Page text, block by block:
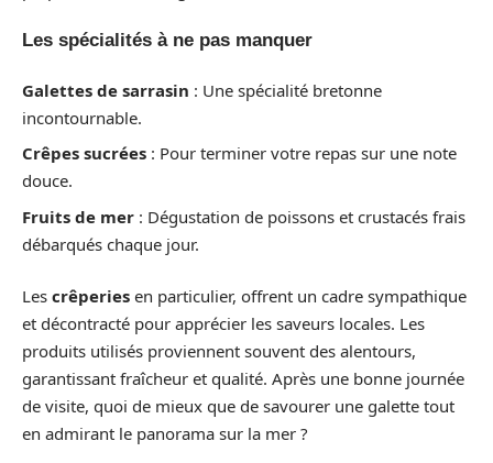
Les spécialités à ne pas manquer
Galettes de sarrasin : Une spécialité bretonne
incontournable.
Crêpes sucrées : Pour terminer votre repas sur une note
douce.
Fruits de mer : Dégustation de poissons et crustacés frais
débarqués chaque jour.
Les crêperies en particulier, offrent un cadre sympathique
et décontracté pour apprécier les saveurs locales. Les
produits utilisés proviennent souvent des alentours,
garantissant fraîcheur et qualité. Après une bonne journée
de visite, quoi de mieux que de savourer une galette tout
en admirant le panorama sur la mer ?